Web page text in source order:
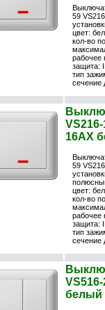
59
цвет:
кол-во
рабочее
защита:
тип
сечение
16АХ
59
цвет:
кол-во
рабочее
защита:
тип
сечение
белый